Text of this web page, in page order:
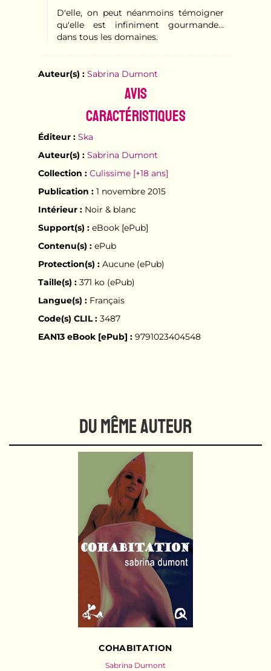
D'elle, on peut néanmoins témoigner
qu'elle est infiniment gourmande...
dans tous les domaines.
Auteur(s) : Sabrina Dumont
Avis
Caractéristiques
Éditeur : Ska
Auteur(s) : Sabrina Dumont
Collection : Culissime [+18 ans]
Publication :1 novembre 2015
Intérieur :Noir & blanc
Support(s) :eBook [ePub]
Contenu(s) :ePub
Protection(s) :Aucune (ePub)
Taille(s) :371 ko (ePub)
Langue(s) :Français
Code(s) CLIL :3487
EAN13 eBook [ePub] :9791023404548
DU MÊME AUTEUR
COHABITATION
Sabrina Dumont